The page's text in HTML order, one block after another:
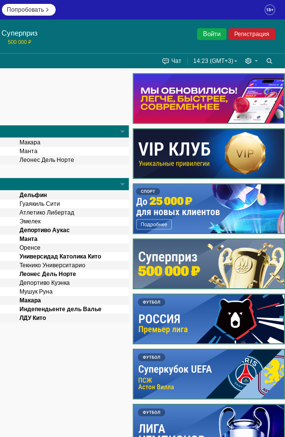
Попробовать
Суперприз
500 000 ₽
Войти Регистрация
Чат 14:23 (GMT+3)
Макара
Манта
Леонес Дель Норте
Дельфин
Гуаякиль Сити
Атлетико Либертад
Эмелек
Депортиво Аукас
Манта
Оренсе
Универсидад Католика Кито
Текнико Университарио
Леонес Дель Норте
Депортиво Куэнка
Мушук Руна
Макара
Индепендьенте дель Валье
ЛДУ Кито